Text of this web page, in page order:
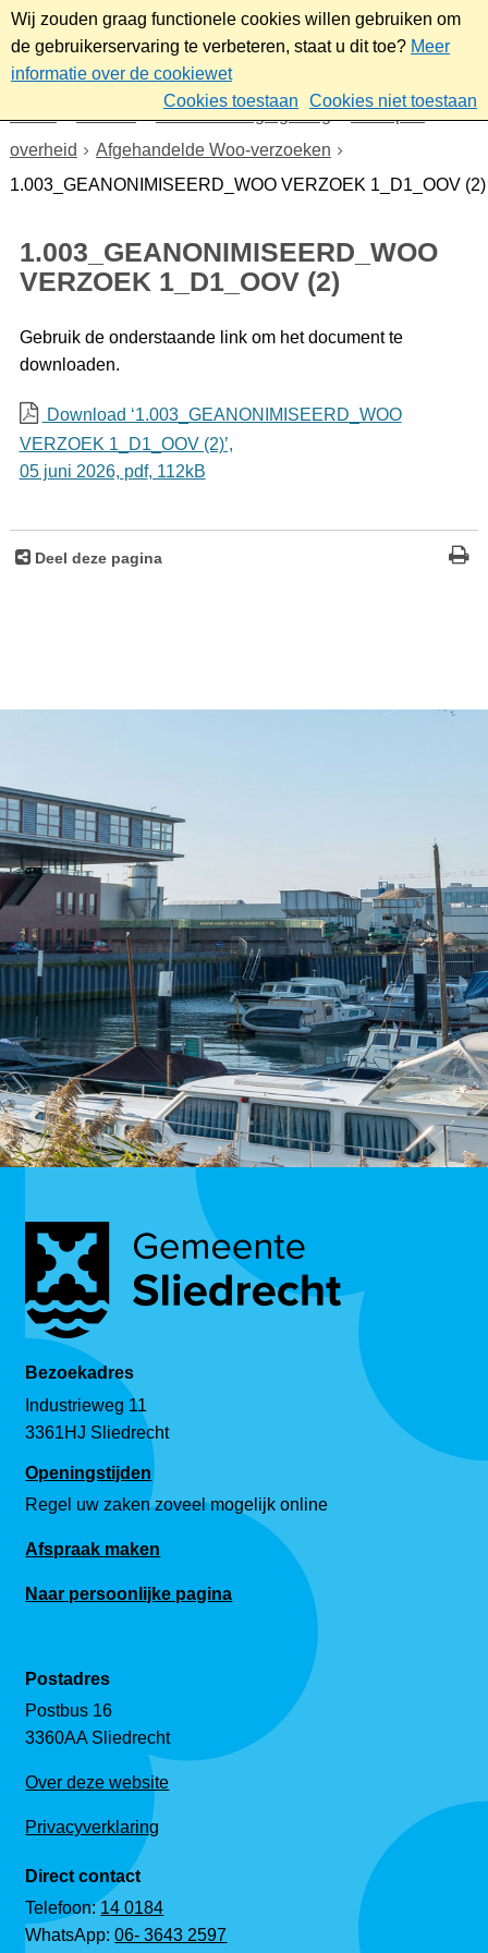
Wij zouden graag functionele cookies willen gebruiken om
de gebruikerservaring te verbeteren, staat u dit toe? Meer
informatie over de cookiewet
Cookies toestaan
Cookies niet toestaan
Beleid- en regelgeving
Wet open
overheid
Afgehandelde Woo-verzoeken
1.003_GEANONIMISEERD_WOO VERZOEK 1_D1_OOV (2)
1.003_GEANONIMISEERD_WOO
VERZOEK 1_D1_OOV (2)
Gebruik de onderstaande link om het document te
downloaden.
Download ‘1.003_GEANONIMISEERD_WOO
VERZOEK 1_D1_OOV (2)’,
05 juni 2026, pdf, 112kB
Deel deze pagina
Bezoekadres
Industrieweg 11
3361HJ Sliedrecht
Openingstijden
Regel uw zaken zoveel mogelijk online
Afspraak maken
Naar persoonlijke pagina
Postadres
Postbus 16
3360AA Sliedrecht
Over deze website
Privacyverklaring
Direct contact
Telefoon:14 0184
WhatsApp:06- 3643 2597